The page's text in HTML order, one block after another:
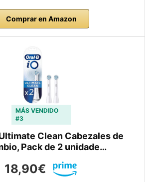
Comprar en Amazon
MÁS VENDIDO
#3
Clean Cabezales de
Pack de 2 unidade…
18,90€